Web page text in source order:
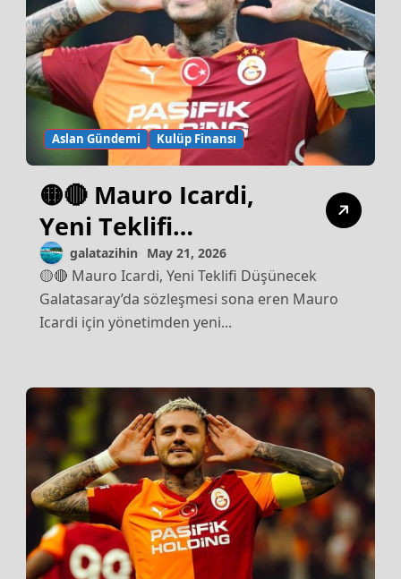
Aslan Gündemi Kulüp Finansı
🟡🔴 Mauro Icardi,
Yeni Teklifi
Düşünecek
galatazihin May 21, 2026
🟡🔴 Mauro Icardi, Yeni Teklifi Düşünecek
Galatasaray’da sözleşmesi sona eren Mauro
Icardi için yönetimden yeni...